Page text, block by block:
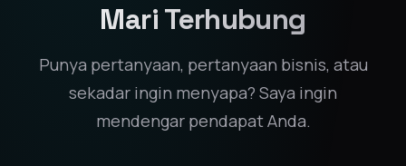
Mari Terhubung
Punya pertanyaan, pertanyaan bisnis, atau
sekadar ingin menyapa? Saya ingin
mendengar pendapat Anda.